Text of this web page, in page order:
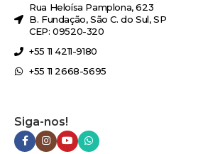
Rua Heloísa Pamplona, 623
B. Fundação, São C. do Sul, SP
CEP: 09520-320
+55 11 4211-9180
+55 11 2668-5695
Siga-nos!